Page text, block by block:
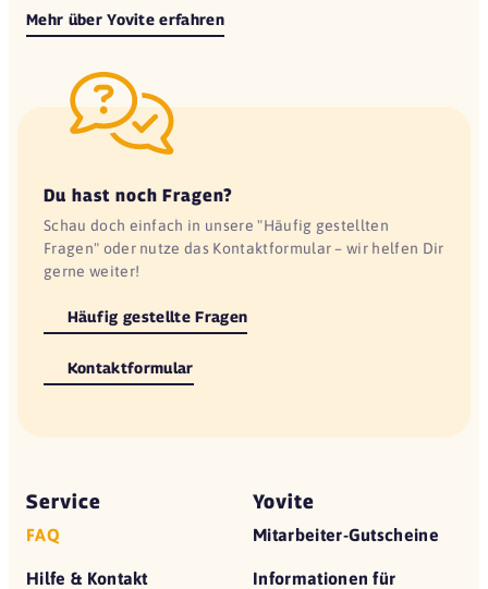
Mehr über Yovite erfahren
Du hast noch Fragen?
Schau doch einfach in unsere "Häufig gestellten
Fragen" oder nutze das Kontaktformular – wir helfen Dir
gerne weiter!
Häufig gestellte Fragen
Kontaktformular
Service
FAQ
Hilfe & Kontakt
Yovite
Mitarbeiter-Gutscheine
Informationen für